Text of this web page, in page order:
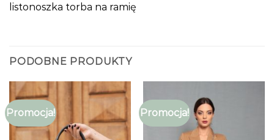
listonoszka torba na ramię
PODOBNE PRODUKTY
Promocja! Promocja!